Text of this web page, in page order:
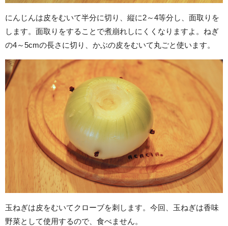
にんじんは皮をむいて半分に切り、縦に2～4等分し、面取りを
します。面取りをすることで煮崩れしにくくなりますよ。ねぎ
の4～5cmの長さに切り、かぶの皮をむいて丸ごと使います。
玉ねぎは皮をむいてクローブを刺します。今回、玉ねぎは香味
野菜として使用するので、食べません。